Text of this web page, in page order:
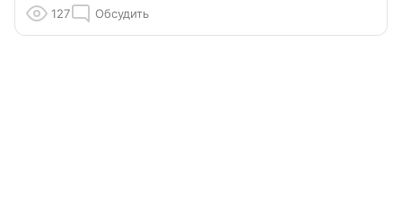
127 Обсудить